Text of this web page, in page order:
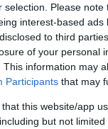
selection. Please
interest-based
to third
of your personal
This information may
Participants that may
that this website/app
but not